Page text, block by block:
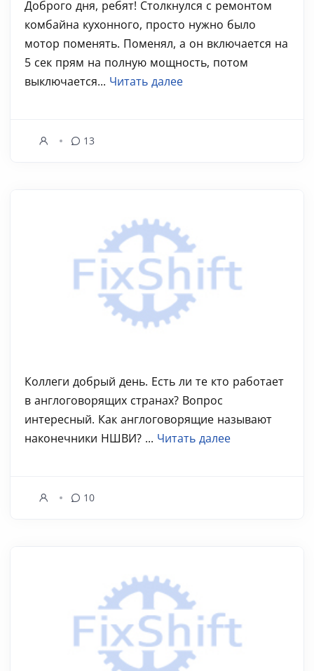
Доброго дня, ребят! Столкнулся с ремонтом
комбайна кухонного, просто нужно было
мотор поменять. Поменял, а он включается на
5 сек прям на полную мощность, потом
выключается... Читать далее
13
Коллеги добрый день. Есть ли те кто работает
в англоговорящих странах? Вопрос
интересный. Как англоговорящие называют
наконечники НШВИ? ... Читать далее
10